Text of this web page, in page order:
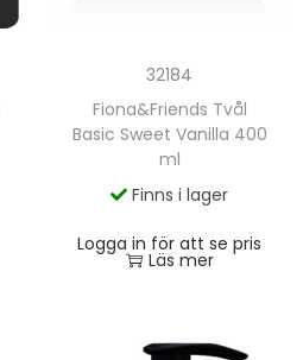
32184
Fiona&Friends Tvål
Basic Sweet Vanilla 400
ml
Finns i lager
Logga in för att se pris
Läs mer